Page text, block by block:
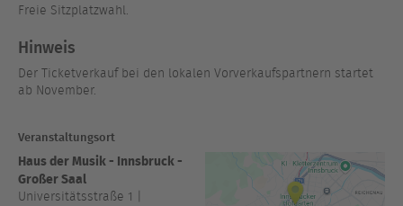
Freie Sitzplatzwahl.
Hinweis
Der Ticketverkauf bei den lokalen Vorverkaufspartnern startet
ab November.
Veranstaltungsort
Haus der Musik - Innsbruck -
Großer Saal
Universitätsstraße 1 |